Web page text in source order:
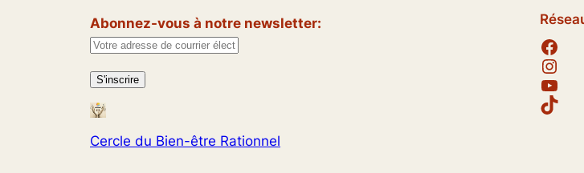
Abonnez-vous à notre newsletter:
Cercle du Bien-être Rationnel
Facebook
Instagram
YouTube
TikTok